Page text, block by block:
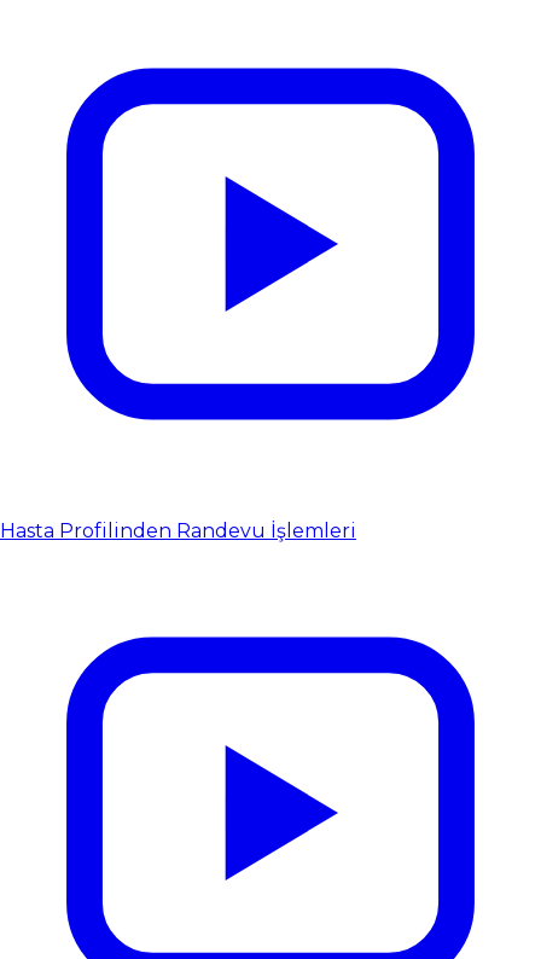
Hasta Profilinden Randevu İşlemleri